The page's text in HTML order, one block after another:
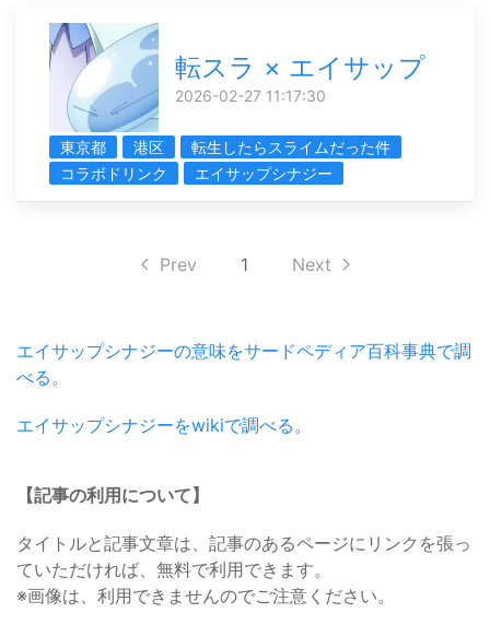
転スラ × エイサップ
2026-02-27 11:17:30
東京都 港区
転生したらスライムだった件
コラボドリンク
エイサップシナジー
Prev 1 Next
エイサップシナジーの意味をサードペディア百科事典で調
べる。
エイサップシナジーをwikiで調べる。
【記事の利用について】
タイトルと記事文章は、記事のあるページにリンクを張っ
ていただければ、無料で利用できます。
※画像は、利用できませんのでご注意ください。